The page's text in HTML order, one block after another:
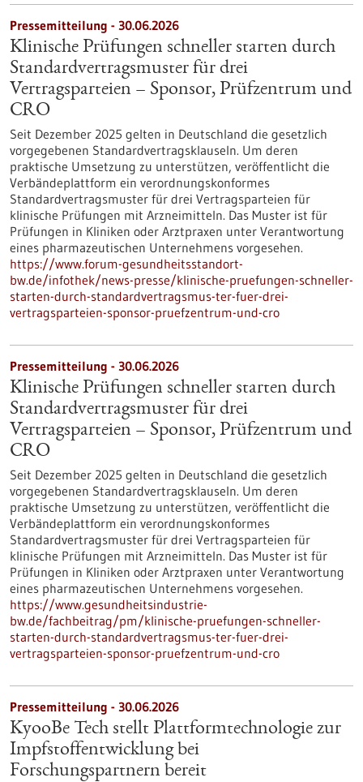
Pressemitteilung - 30.06.2026
Klinische Prüfungen schneller starten durch
Standardvertragsmuster für drei
Vertragsparteien – Sponsor, Prüfzentrum und
CRO
Seit Dezember 2025 gelten in Deutschland die gesetzlich
vorgegebenen Standardvertragsklauseln. Um deren
praktische Umsetzung zu unterstützen, veröffentlicht die
Verbändeplattform ein verordnungskonformes
Standardvertragsmuster für drei Vertragsparteien für
klinische Prüfungen mit Arzneimitteln. Das Muster ist für
Prüfungen in Kliniken oder Arztpraxen unter Verantwortung
eines pharmazeutischen Unternehmens vorgesehen.
https://www.forum-gesundheitsstandort-
bw.de/infothek/news-presse/klinische-pruefungen-schneller-
starten-durch-standardvertragsmus-ter-fuer-drei-
vertragsparteien-sponsor-pruefzentrum-und-cro
Pressemitteilung - 30.06.2026
Klinische Prüfungen schneller starten durch
Standardvertragsmuster für drei
Vertragsparteien – Sponsor, Prüfzentrum und
CRO
Seit Dezember 2025 gelten in Deutschland die gesetzlich
vorgegebenen Standardvertragsklauseln. Um deren
praktische Umsetzung zu unterstützen, veröffentlicht die
Verbändeplattform ein verordnungskonformes
Standardvertragsmuster für drei Vertragsparteien für
klinische Prüfungen mit Arzneimitteln. Das Muster ist für
Prüfungen in Kliniken oder Arztpraxen unter Verantwortung
eines pharmazeutischen Unternehmens vorgesehen.
https://www.gesundheitsindustrie-
bw.de/fachbeitrag/pm/klinische-pruefungen-schneller-
starten-durch-standardvertragsmus-ter-fuer-drei-
vertragsparteien-sponsor-pruefzentrum-und-cro
Pressemitteilung - 30.06.2026
KyooBe Tech stellt Plattformtechnologie zur
Impfstoffentwicklung bei
Forschungspartnern bereit